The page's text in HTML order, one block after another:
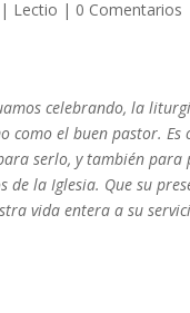
| Lectio | 0 Comentarios
celebrando, la
como el buen pastor.
serlo, y también
de la Iglesia. Que su
vida entera a su